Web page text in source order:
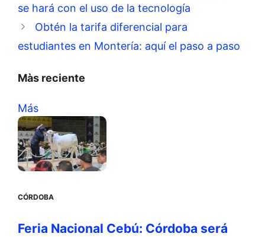
se hará con el uso de la tecnología
Obtén la tarifa diferencial para
estudiantes en Montería: aquí el paso a paso
Màs reciente
Más
CÓRDOBA
Feria Nacional Cebú: Córdoba será